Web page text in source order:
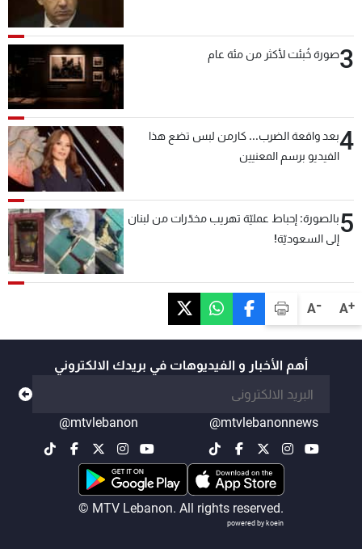
A+
A-
3صورة خُبئت لأكثر من مئة عام
4بعد واقعة الضرب... كارمن لبس تضع هذا
الفيديو برسم المعنيين
5بالصورة: إحباط عمليّة تهريب مخدّرات من لبنان
إلى السعوديّة!
أهم الأخبار و الفيديوهات في بريدك الالكتروني
@mtvlebanonnews
@mtvlebanon
© MTV Lebanon. All rights reserved.
powered by koein